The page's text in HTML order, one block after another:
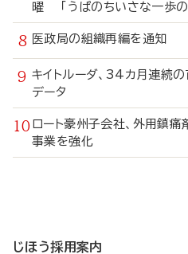
曜 「うぱのちいさな一歩の
医政局の組織再編を通知
キイトルーダ、34カ月連続
データ
ロート豪州子会社、外用鎮
事業を強化
じほう採用案内